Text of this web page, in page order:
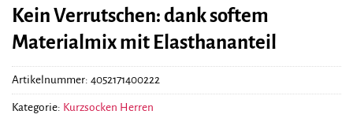
Kein Verrutschen: dank softem
Materialmix mit Elasthananteil
Artikelnummer: 4052171400222
Kategorie: Kurzsocken Herren